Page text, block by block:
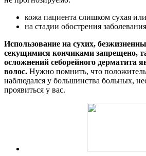
кожа пациента слишком сухая
на стадии обострения
Использование на сухих,
секущимися кончиками запрещено,
осложнений себорейного дерматита
волос. Нужно помнить, что
наблюдался у большинства больных,
проявиться у вас.